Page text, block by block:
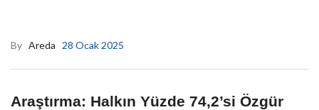
By Areda 28 Ocak 2025
Araştırma: Halkın Yüzde 74,2’si Özgür